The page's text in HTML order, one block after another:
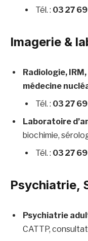
Tél. : 03 27
Imagerie &
Radiologie,
médecine
Tél. : 03 27
Laboratoire
biochimie,
Tél. : 03 27
Psychiatrie,
Psychiatrie
CATTP,